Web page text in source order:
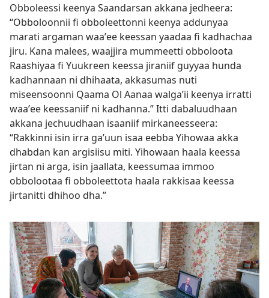
Obboleessi keenya Saandarsan akkana jedheera:
“Obboloonnii fi obboleettonni keenya addunyaa
marati argaman waaʼee keessan yaadaa fi kadhachaa
jiru. Kana malees, waajjira mummeetti obboloota
Raashiyaa fi Yuukreen keessa jiraniif guyyaa hunda
kadhannaan ni dhihaata, akkasumas nuti
miseensoonni Qaama Ol Aanaa walgaʼii keenya irratti
waaʼee keessaniif ni kadhanna.” Itti dabaluudhaan
akkana jechuudhaan isaaniif mirkaneesseera:
“Rakkinni isin irra gaʼuun isaa eebba Yihowaa akka
dhabdan kan argisiisu miti. Yihowaan haala keessa
jirtan ni arga, isin jaallata, keessumaa immoo
obbolootaa fi obboleettota haala rakkisaa keessa
jirtanitti dhihoo dha.”